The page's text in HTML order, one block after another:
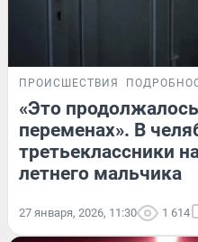
ПРОИСШЕСТВИЯ
«Это
переменах». В
третьеклассники
летнего мальчика
27 января, 2026, 11:30 1 614